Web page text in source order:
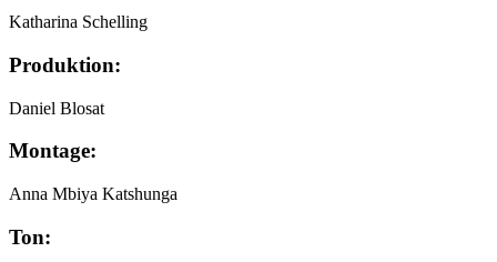
Katharina Schelling
Produktion:
Daniel Blosat
Montage:
Anna Mbiya Katshunga
Ton: